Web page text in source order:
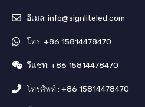
อีเมล: info@signliteled.com
โทร: +86 15814478470
วีแชท: +86 15814478470
โทรศัพท์ : +86 15814478470